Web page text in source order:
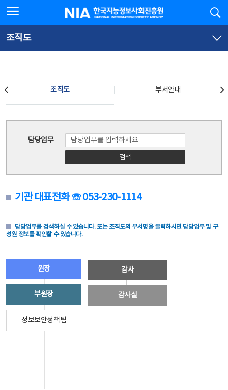
문
로
가
체
뉴
바
가
한국지능정보사회진흥원
조직도
조직도 부서안내
담당업무
검색
기관 대표전화 ☏ 053-230-1114
담당업무를 검색하실 수 있습니다. 또는 조직도의 부서명을 클릭하시면 담당업무 및 구
성원 정보를 확인할 수 있습니다.
원장
부원장
정보보안정책팀
감사
감사실